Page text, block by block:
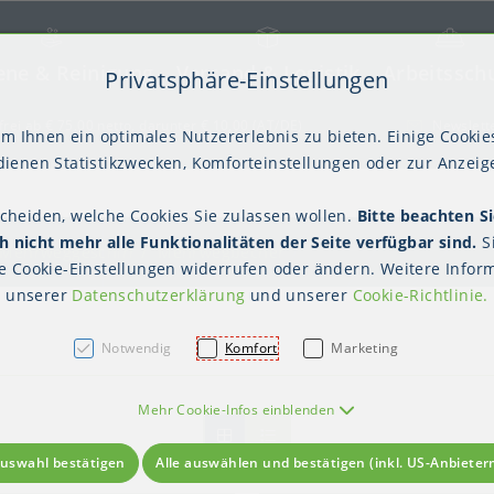
Tisch Gastroverpackungen Küchenbedarf
& Reinigung
(PSA) Hygienepapiere
Versand & Logistik
Palettensicherung Polstern & Kennzeichnen
Einweghauben Mundschutz Schutzkleidung
Mehrweggeschirr Mehrwegbecher
Privatsphäre-Einstellungen
Ihnen ein optimales Nutzererlebnis zu bieten. Einige
Statistikzwecken, Komforteinstellungen oder zur
welche Cookies Sie zulassen wollen. Bitte beachten
nicht mehr alle Funktionalitäten der Seite verfügbar sind.
Cookie-Einstellungen widerrufen oder ändern. Weitere
unserer Datenschutzerklärung und unserer Cookie-Richtlinie.
Notwendig Komfort Marketing
Mehr Cookie-Infos einblenden
bestätigen Alle auswählen und bestätigen (inkl. US-